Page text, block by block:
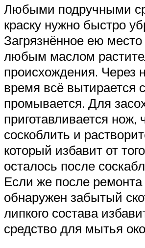
Любыми подручными
краску нужно быстро
Загрязнённое ею место
любым маслом
происхождения. Через
время всё вытирается
промывается. Для
приготавливается нож,
соскоблить и
который избавит от
осталось после
Если же после
обнаружен забытый
липкого состава
средство для мытья